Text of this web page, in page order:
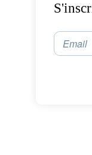
Email